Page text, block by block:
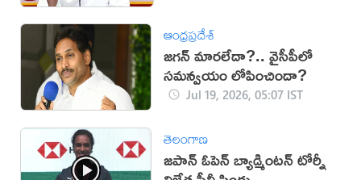
ఆంధ్రప్రదేశ్
జగన్‌ మారలేదా?.. వైసీపీలో
సమన్వయం లోపించిందా?
Jul 19, 2026, 05:07 IST
తెలంగాణ
జపాన్‌ ఓపెన్‌ బ్యాడ్మింటన్‌ టోర్నీ